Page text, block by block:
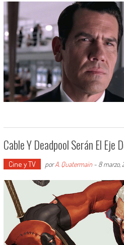
Cable Y Deadpool Serán El Eje
Cine y TV porA. Quatermain- 8 marzo,